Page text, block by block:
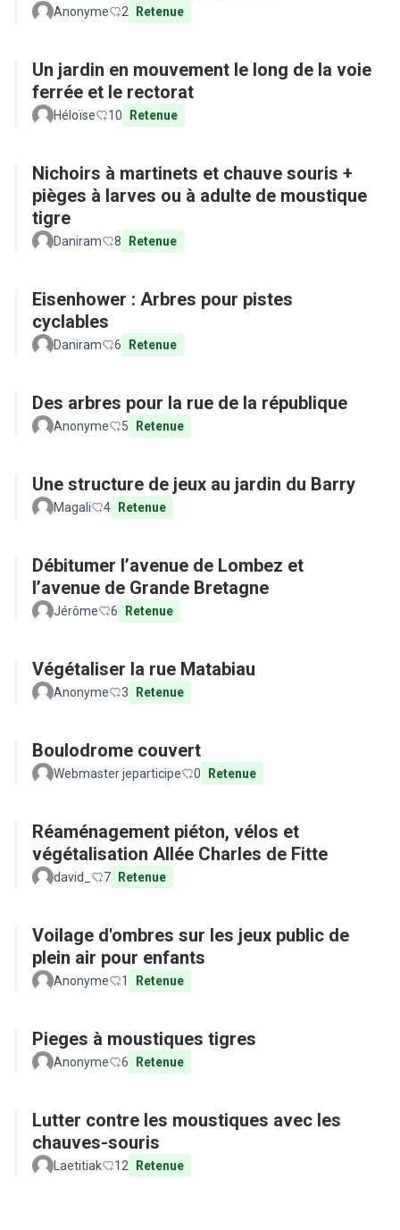
Anonyme 2 Retenue
Un jardin en mouvement le long de la voie
ferrée et le rectorat
Héloïse 10 Retenue
Nichoirs à martinets et chauve souris +
pièges à larves ou à adulte de moustique
tigre
Daniram 8 Retenue
Eisenhower : Arbres pour pistes
cyclables
Daniram 6 Retenue
Des arbres pour la rue de la république
Anonyme 5 Retenue
Une structure de jeux au jardin du Barry
Magali 4 Retenue
Débitumer l’avenue de Lombez et
l’avenue de Grande Bretagne
Jérôme 6 Retenue
Végétaliser la rue Matabiau
Anonyme 3 Retenue
Boulodrome couvert
Webmaster jeparticipe 0 Retenue
Réaménagement piéton, vélos et
végétalisation Allée Charles de Fitte
david_ 7 Retenue
Voilage d'ombres sur les jeux public de
plein air pour enfants
Anonyme 1 Retenue
Pieges à moustiques tigres
Anonyme 6 Retenue
Lutter contre les moustiques avec les
chauves-souris
Laetitiak 12 Retenue